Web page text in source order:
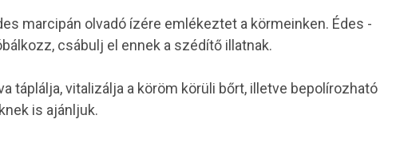
marcipán olvadó ízére emlékeztet a körmeinken. Édes -
csábulj el ennek a szédítő illatnak.
táplálja, vitalizálja a köröm körüli bőrt, illetve bepolírozható
is ajánljuk.